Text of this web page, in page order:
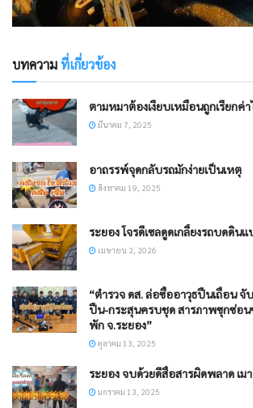
บทความที่เกี่ยวข้อง
ตามหมาต้องเงียบเหมือนถูกเรียกค่า
มีนาคม 7, 2025
อาถรรพ์จุดกลับรถมักง่ายเป็นเหตุ
สิงหาคม 19, 2025
ระยอง โจรดีเซลดูดเกลี้ยงรถบดดิน
เมษายน 2, 2026
“ตำรวจ ดส. ล่อซื้ออาวุธปืนเถื่อน
ปืน-กระสุนครบชุด สารภาพซุกซ่อน
พัก จ.ระยอง”
ตุลาคม 13, 2025
ระยอง จบด้วยดีสื่อสารผิดพลาด เมา
มกราคม 13, 2025